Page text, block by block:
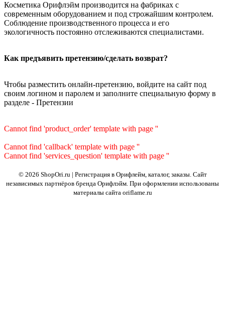
Косметика Орифлэйм производится на фабриках с
современным оборудованием и под строжайшим контролем.
Соблюдение производственного процесса и его
экологичность постоянно отслеживаются специалистами.
Как предъявить претензию/сделать возврат?
Чтобы разместить онлайн-претензию, войдите на сайт под
своим логином и паролем и заполните специальную форму в
разделе - Претензии
Cannot find 'product_order' template with page ''
Cannot find 'callback' template with page ''
Cannot find 'services_question' template with page ''
© 2026 ShopOri.ru | Регистрация в Орифлейм, каталог, заказы. Сайт
независимых партнёров бренда Орифлэйм. При оформлении использованы
материалы сайта oriflame.ru